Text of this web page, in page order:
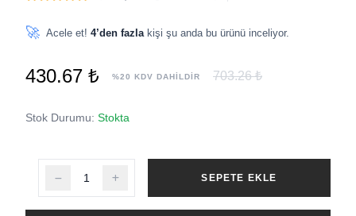
🚀 Acele et! 4’den fazla kişi şu anda bu ürünü inceliyor.
430.67 ₺ %20 KDV DAHİLDİR 703.26 ₺
Stok Durumu: Stokta
SEPETE EKLE